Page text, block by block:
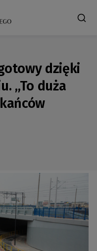
dzięki
„To duża